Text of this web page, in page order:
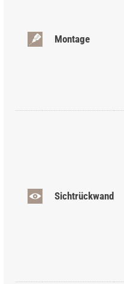
Montage
Sichtrückwand